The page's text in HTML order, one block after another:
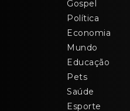
Gospel
Política
Economia
Mundo
Educação
Pets
Saúde
Esporte